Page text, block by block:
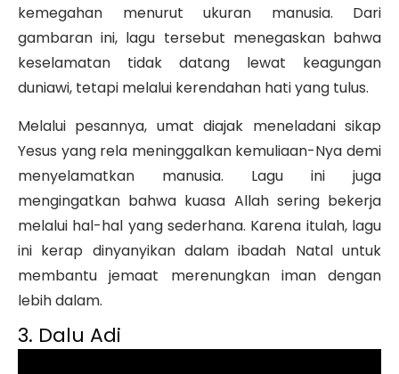
kemegahan menurut ukuran manusia. Dari
gambaran ini, lagu tersebut menegaskan bahwa
keselamatan tidak datang lewat keagungan
duniawi, tetapi melalui kerendahan hati yang tulus.
Melalui pesannya, umat diajak meneladani sikap
Yesus yang rela meninggalkan kemuliaan-Nya demi
menyelamatkan manusia. Lagu ini juga
mengingatkan bahwa kuasa Allah sering bekerja
melalui hal-hal yang sederhana. Karena itulah, lagu
ini kerap dinyanyikan dalam ibadah Natal untuk
membantu jemaat merenungkan iman dengan
lebih dalam.
3. Dalu Adi